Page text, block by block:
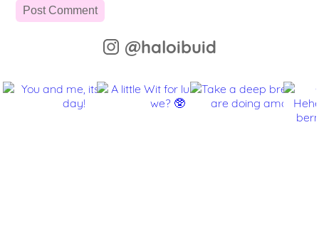
@haloibuid